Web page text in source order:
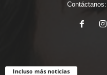
Contáctanos:
Incluso más noticias